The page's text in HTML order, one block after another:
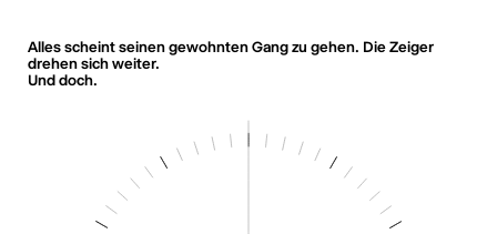
Alles scheint seinen gewohnten Gang zu gehen. Die Zeiger
drehen sich weiter.
Und doch.